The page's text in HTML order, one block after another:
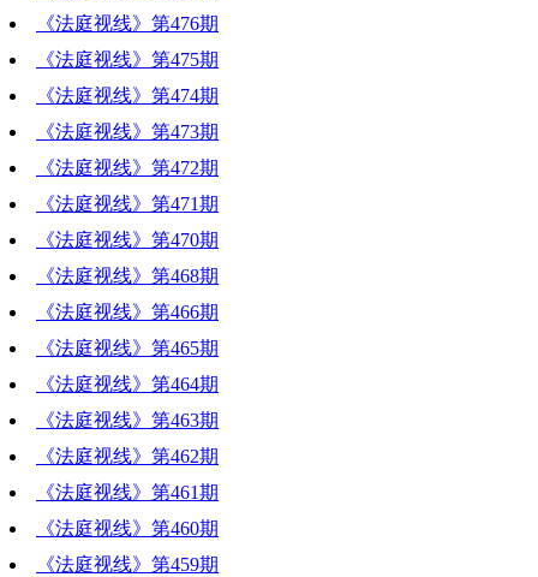
《法庭视线》第476期
《法庭视线》第475期
《法庭视线》第474期
《法庭视线》第473期
《法庭视线》第472期
《法庭视线》第471期
《法庭视线》第470期
《法庭视线》第468期
《法庭视线》第466期
《法庭视线》第465期
《法庭视线》第464期
《法庭视线》第463期
《法庭视线》第462期
《法庭视线》第461期
《法庭视线》第460期
《法庭视线》第459期